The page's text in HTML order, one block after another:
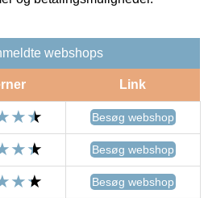
webshops
Link
Besøg webshop
Besøg webshop
Besøg webshop